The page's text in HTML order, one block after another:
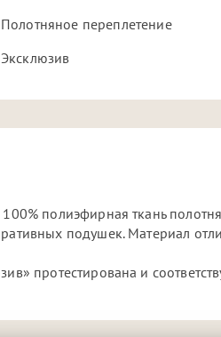
Полотняное переплетение
Эксклюзив
полиэфирная ткань
подушек. Материал
протестирована и